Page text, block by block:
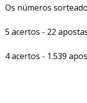
Os números
5 acertos - 22
4 acertos - 1.539